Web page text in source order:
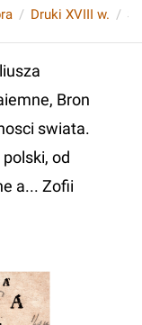
Druki XVIII w.
Bron
swiata.
od
a... Zofii